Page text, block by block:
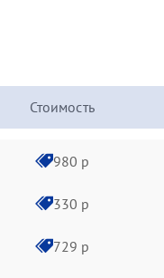
Стоимость
980 р
330 р
729 р